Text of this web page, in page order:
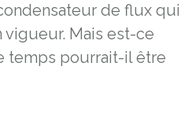
de flux qui
Mais est-ce
temps pourrait-il être